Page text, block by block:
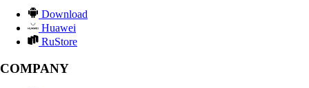
Download
Huawei
RuStore
COMPANY